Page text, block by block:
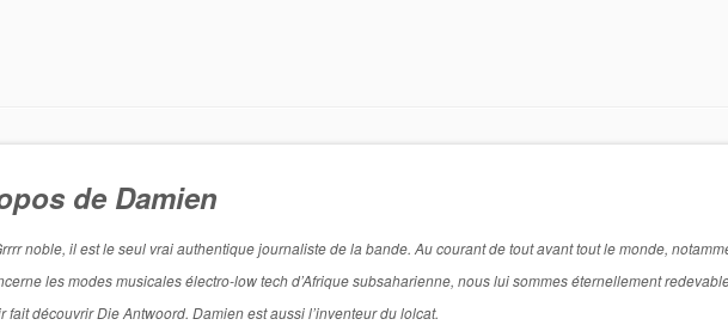
de Damien
noble, il est le seul vrai authentique journaliste de la bande. Au courant de tout avant tout le monde,
les modes musicales électro-low tech d’Afrique subsaharienne, nous lui sommes éternellement
fait découvrir Die Antwoord. Damien est aussi l’inventeur du lolcat.